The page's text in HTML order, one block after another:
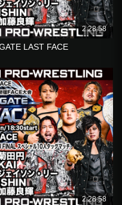
2:28:58
LAST FACE
2:28:58